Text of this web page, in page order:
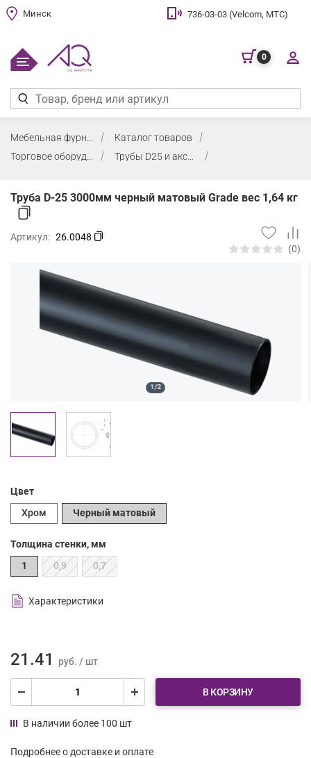
Минск 736-03-03 (Velcom, МТС)
0
Каталог товаров
Торговое оборудование
Трубы D25 и аксессуары
Труба D-25 3000мм черный матовый Grade вес 1,64 кг
Артикул: 26.0048
(0)
1/2
Цвет
Хром
Черный матовый
Толщина стенки, мм
1
0,9 0,7
Характеристики
21.41 руб. / шт
В КОРЗИНУ
В наличии более 100 шт
Подробнее о доставке и оплате